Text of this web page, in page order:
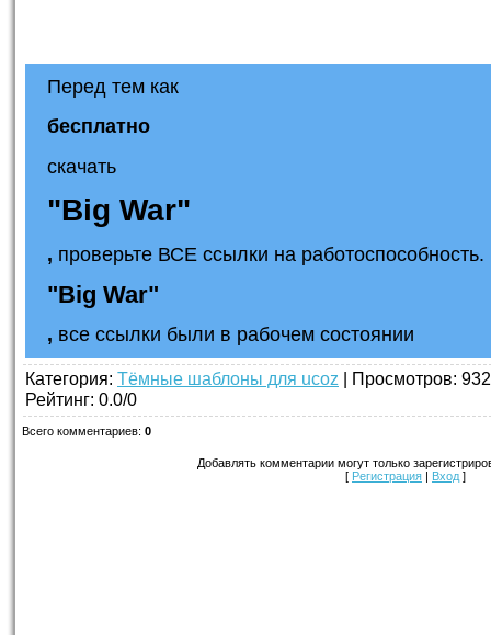
Перед тем как
бесплатно
скачать
"Big War"
, проверьте ВСЕ ссылки на
"Big War"
, все ссылки были в рабочем состоянии
Категория: Тёмные шаблоны для ucoz | Просмотров:
Рейтинг: 0.0/0
Всего комментариев: 0
Добавлять комментарии могут только
[ Регистрация | Вход ]